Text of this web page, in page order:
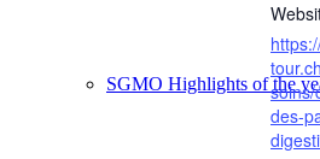
SGMO Highlights of thesoins/
des-